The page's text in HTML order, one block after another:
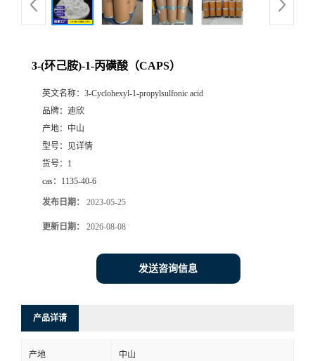
厅
式
3-(环己胺)-1-丙磺酸（CAPS）
英文名称： 3-Cyclohexyl-1-propylsulfonic acid
品牌： 迪欣
产地： 中山
型号：
见详情
货号： 1
cas： 1135-40-6
发布日期： 2023-05-25
更新日期： 2026-08-08
发送咨询信息
产品详请
产地 中山